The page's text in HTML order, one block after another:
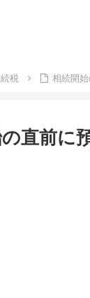
税 相続開
直前に